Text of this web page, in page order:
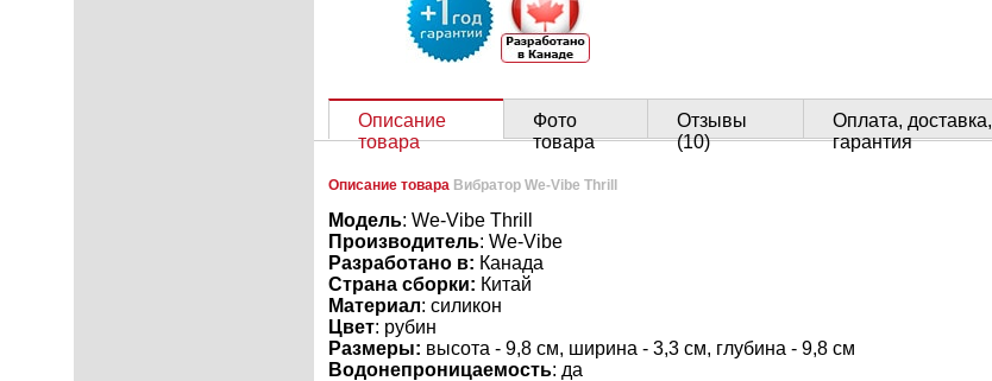
Описание
товара
Фото
товара
Отзывы
(10)
Оплата, доставка,
гарантия
Описание товара Вибратор We-Vibe Thrill
Модель: We-Vibe Thrill
Производитель: We-Vibe
Разработано в: Канада
Страна сборки: Китай
Материал: силикон
Цвет: рубин
Размеры: высота - 9,8 см, ширина - 3,3 см, глубина - 9,8 см
Водонепроницаемость: да